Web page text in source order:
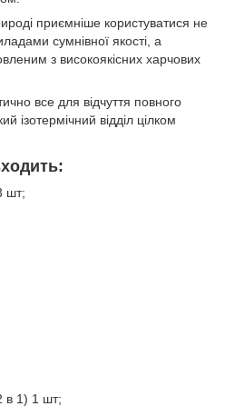
приємніше користуватися не
сумнівної якості, а
з високоякісних харчових
все для відчуття повного
ізотермічний відділ цілком
шт;
в 1) 1 шт;